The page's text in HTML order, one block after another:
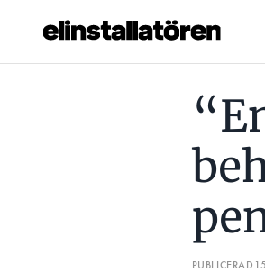
Hantera
PUBLICERAD
“EN BÄTTRE ARBETSMILJÖ